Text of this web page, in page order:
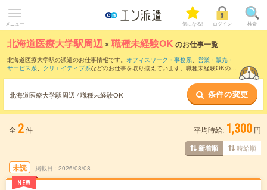
メニュー 気になる! ログイン 検索
北海道医療大学駅周辺 ×職種未経験OK のお仕事一覧
北海道医療大学駅の派遣のお仕事情報です。 オフィスワーク・事務系、 営業・販売・
サービス系、 クリエイティブ系などのお仕事を取り揃えています。職種未経験OKの条
北海道医療大学駅周辺 / 職種未経験OK 条件の変更
全 2件 平均時給: 1,300 円
新着順 時給順
未読
NEW
掲載日 2026/08/08